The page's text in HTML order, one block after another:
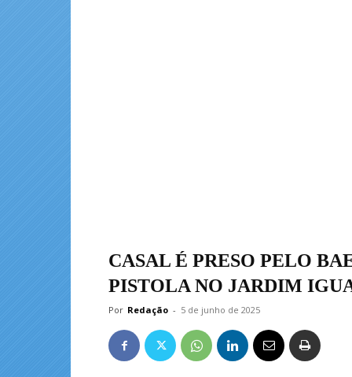
CASAL É PRESO PELO
PISTOLA NO JARDIM
Por Redação - 5 de junho de 2025